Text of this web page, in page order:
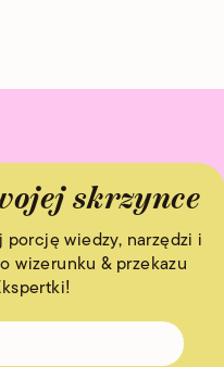
skrzynce
wiedzy, narzędzi i
wizerunku & przekazu